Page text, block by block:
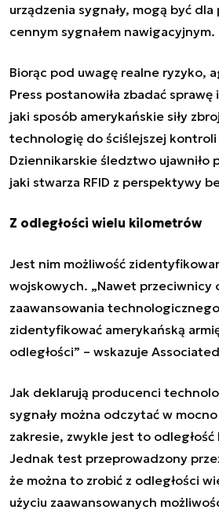
urządzenia sygnały, mogą być
cennym sygnałem nawigacyjnym.
Biorąc pod uwagę realne ryzyko,
Press postanowiła zbadać
jaki sposób amerykańskie siły
technologię do ściślejszej kontroli
Dziennikarskie śledztwo ujawniło
jaki stwarza RFID z perspektywy
Z odległości wielu kilometrów
Jest nim możliwość
wojskowych. „Nawet przeciwnicy
zaawansowania
zidentyfikować amerykańską
odległości” – wskazuje
Jak deklarują producenci
sygnały można odczytać w
zakresie, zwykle jest to
Jednak test przeprowadzony
że można to zrobić z odległości
użyciu zaawansowanych